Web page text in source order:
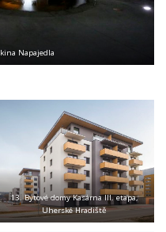
Napajedla
13. Bytové domy Kasárna III. etapa,
Uherské Hradiště